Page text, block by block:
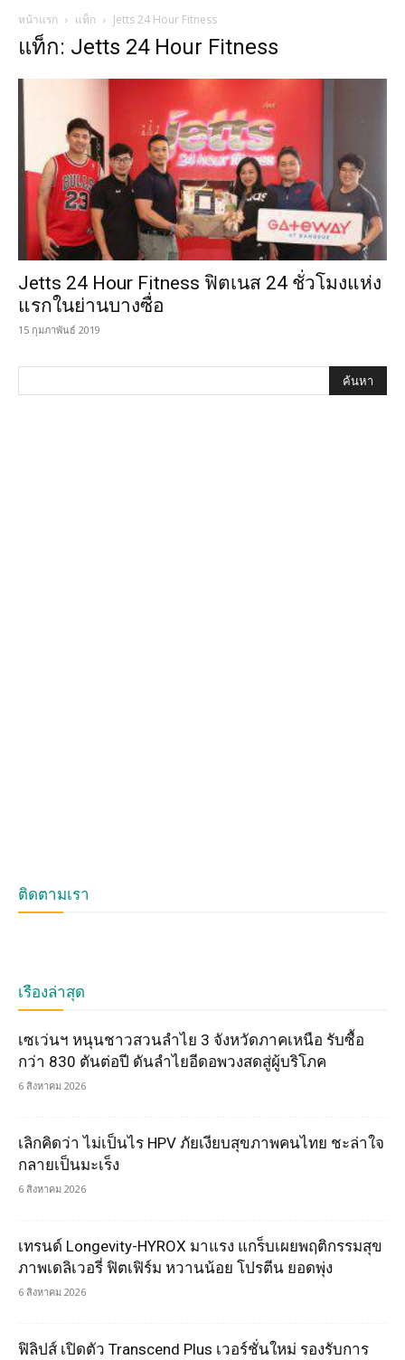
หน้าแรก แท็ก Jetts 24 Hour Fitness
แท็ก: Jetts 24 Hour Fitness
Jetts 24 Hour Fitness ฟิตเนส 24 ชั่วโมงแห่ง
แรกในย่านบางซื่อ
15 กุมภาพันธ์ 2019
ติดตามเรา
เรื่องล่าสุด
เซเว่นฯ หนุนชาวสวนลำไย 3 จังหวัดภาคเหนือ รับซื้อ
กว่า 830 ตันต่อปี ดันลำไยอีดอพวงสดสู่ผู้บริโภค
6 สิงหาคม 2026
เลิกคิดว่า ไม่เป็นไร HPV ภัยเงียบสุขภาพคนไทย ชะล่าใจ
กลายเป็นมะเร็ง
6 สิงหาคม 2026
เทรนด์ Longevity-HYROX มาแรง แกร็บเผยพฤติกรรมสุข
ภาพเดลิเวอรี่ ฟิตเฟิร์ม หวานน้อย โปรตีน ยอดพุ่ง
6 สิงหาคม 2026
ฟิลิปส์ เปิดตัว Transcend Plus เวอร์ชั่นใหม่ รองรับการ